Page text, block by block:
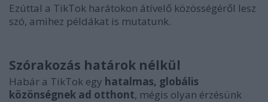
Ezúttal a TikTok harátokon átívelő közösségéről lesz
szó, amihez példákat is mutatunk.
Szórakozás határok nélkül
Habár a TikTok egy hatalmas, globális
közönségnek ad otthont, mégis olyan érzésünk